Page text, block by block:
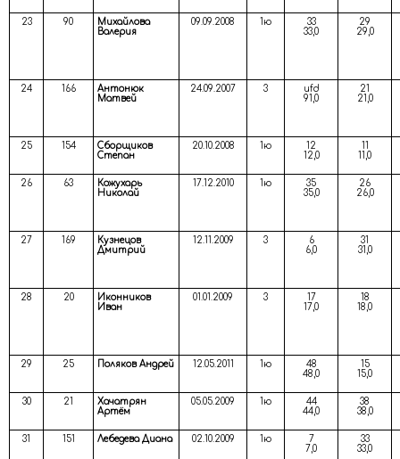
23 90
Михайлова
Валерия
09.09.2008 1ю
33
33,0
29
29,0
24 166
Антонюк
Матвей
24.09.2007 3
ufd
91,0
21
21,0
25 154
Сборщиков
Степан
20.10.2008 1ю
12
12,0
11
11,0
26 63
Кожухарь
Николай
17.12.2010 1ю
35
35,0
26
26,0
27 169
Кузнецов
Дмитрий
12.11.2009 3
6
6,0
31
31,0
28 20
Иконников
Иван
01.01.2009 3
17
17,0
18
18,0
29 25 Поляков Андрей 12.05.2011 1ю
48
48,0
15
15,0
30 21
Хачатрян
Артём
05.05.2009 1ю
44
44,0
38
38,0
31 151 Лебедева Диана 02.10.2009 1ю
7
7,0
33
33,0